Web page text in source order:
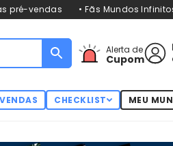
pré-vendas • Fãs Mundos
Alerta de
Cupom
CHECKLIST MEU